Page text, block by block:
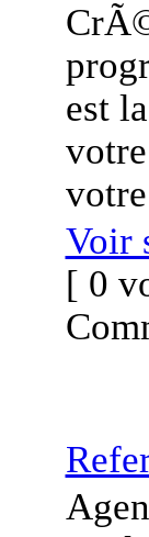
est
Voir
[ 0